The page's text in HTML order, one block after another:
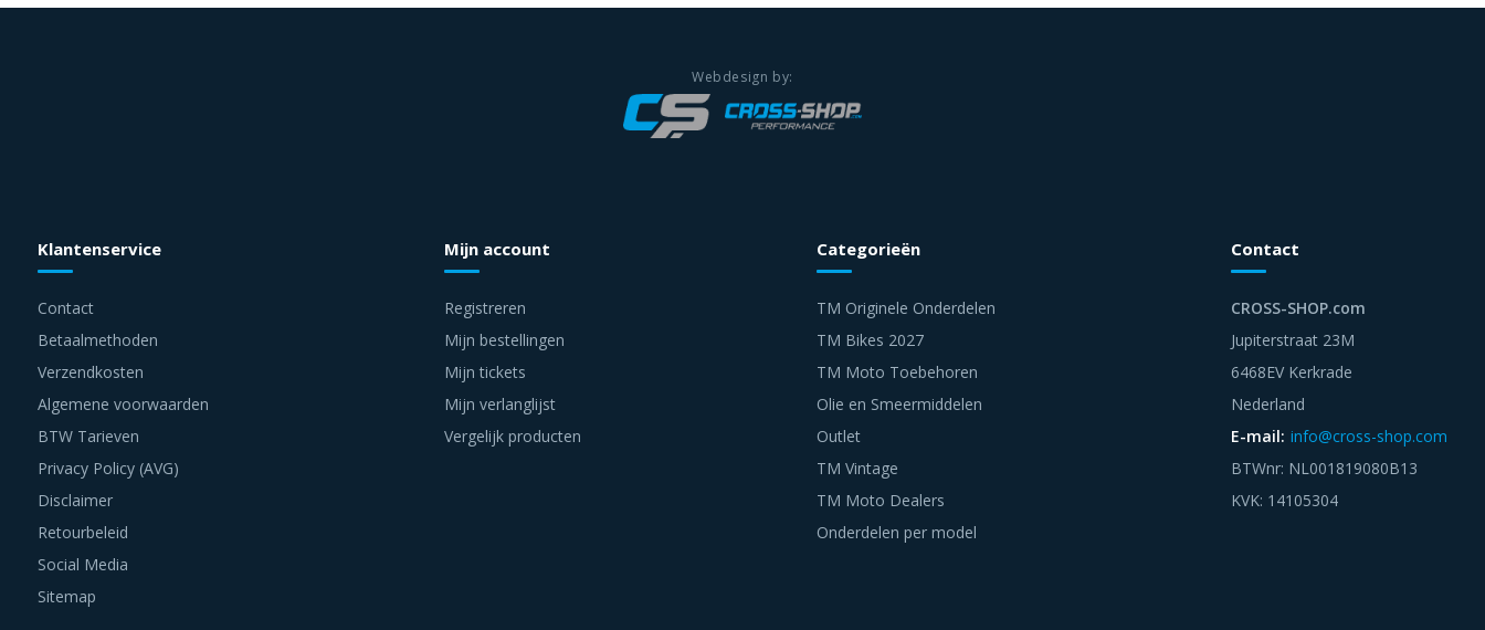
Klantenservice
Contact
Betaalmethoden
Verzendkosten
Algemene voorwaarden
BTW Tarieven
Privacy Policy (AVG)
Disclaimer
Retourbeleid
Social Media
Sitemap
Mijn account
Registreren
Mijn bestellingen
Mijn tickets
Mijn verlanglijst
Vergelijk producten
Categorieën
TM Originele Onderdelen
TM Bikes 2027
TM Moto Toebehoren
Olie en Smeermiddelen
Outlet
TM Vintage
TM Moto Dealers
Onderdelen per model
Contact
CROSS-SHOP.com
Jupiterstraat 23M
6468EV Kerkrade
Nederland
E-mail: info@cross-shop.com
BTWnr: NL001819080B13
KVK: 14105304